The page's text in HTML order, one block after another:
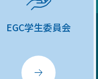
EGC学生委員会